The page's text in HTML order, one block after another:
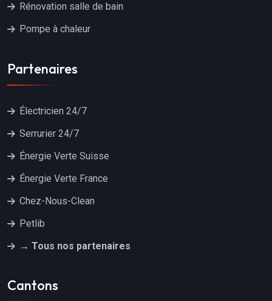
Rénovation salle de bain
Pompe à chaleur
Partenaires
Électricien 24/7
Serrurier 24/7
Énergie Verte Suisse
Énergie Verte France
Chez-Nous-Clean
Petlib
→ Tous nos partenaires
Cantons